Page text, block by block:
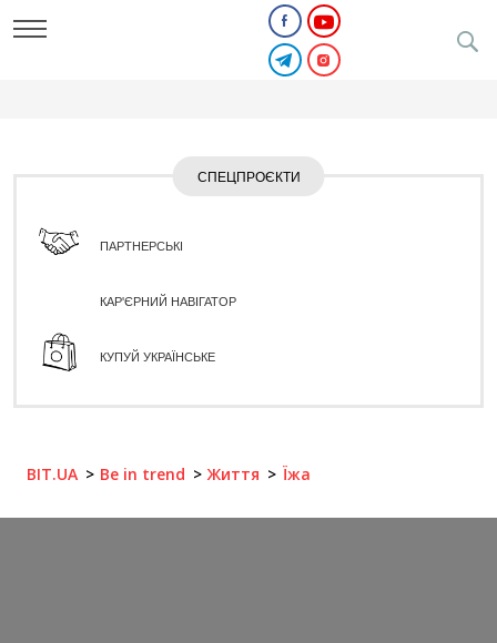
СПЕЦПРОЄКТИ
ПАРТНЕРСЬКІ
КАР'ЄРНИЙ НАВІГАТОР
КУПУЙ УКРАЇНСЬКЕ
BIT.UA Be in trend Життя Їжа